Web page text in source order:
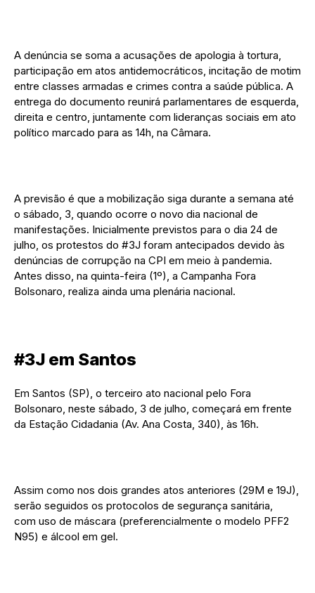
A denúncia se soma a acusações de apologia à tortura,
participação em atos antidemocráticos, incitação de motim
entre classes armadas e crimes contra a saúde pública. A
entrega do documento reunirá parlamentares de esquerda,
direita e centro, juntamente com lideranças sociais em ato
político marcado para as 14h, na Câmara.
A previsão é que a mobilização siga durante a semana até
o sábado, 3, quando ocorre o novo dia nacional de
manifestações. Inicialmente previstos para o dia 24 de
julho, os protestos do #3J foram antecipados devido às
denúncias de corrupção na CPI em meio à pandemia.
Antes disso, na quinta-feira (1º), a Campanha Fora
Bolsonaro, realiza ainda uma plenária nacional.
#3J em Santos
Em Santos (SP), o terceiro ato nacional pelo Fora
Bolsonaro, neste sábado, 3 de julho, começará em frente
da Estação Cidadania (Av. Ana Costa, 340), às 16h.
Assim como nos dois grandes atos anteriores (29M e 19J),
serão seguidos os protocolos de segurança sanitária,
com uso de máscara (preferencialmente o modelo PFF2
N95) e álcool em gel.